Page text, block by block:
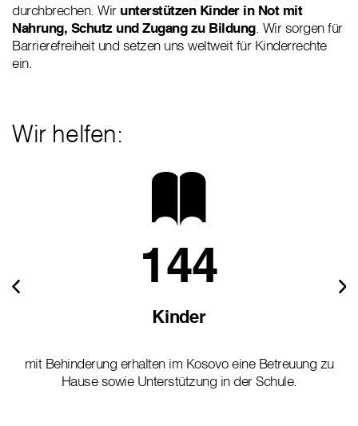
durchbrechen. Wir unterstützen Kinder in Not mit
Nahrung, Schutz und Zugang zu Bildung. Wir sorgen für
Barrierefreiheit und setzen uns weltweit für Kinderrechte
ein.
Wir helfen:
144
Kinder
mit Behinderung erhalten im Kosovo eine Betreuung zu
Hause sowie Unterstützung in der Schule.